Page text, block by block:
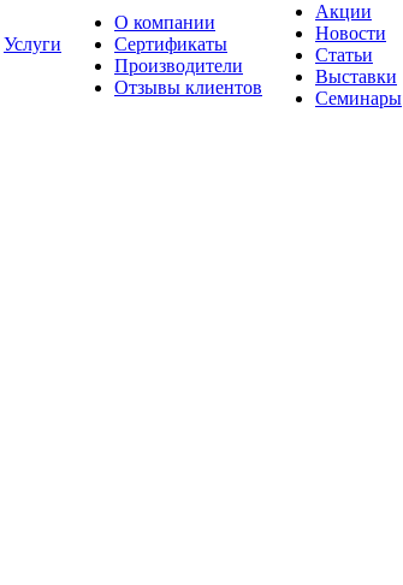
Услуги
О компании
Сертификаты
Производители
Отзывы клиентов
Акции
Новости
Статьи
Выставки
Семинары